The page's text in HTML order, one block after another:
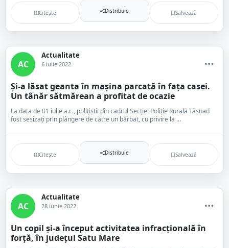
Citește Distribuie Salvează
AC
Actualitate
6 iulie 2022
Și-a lăsat geanta în mașina parcată în fața casei.
Un tânăr sătmărean a profitat de ocazie
La data de 01 iulie a.c., polițiștii din cadrul Secției Poliție Rurală Tășnad
fost sesizați prin plângere de către un bărbat, cu privire la ...
Citește Distribuie Salvează
AC
Actualitate
28 iunie 2022
Un copil și-a început activitatea infracțională în
forță, în județul Satu Mare